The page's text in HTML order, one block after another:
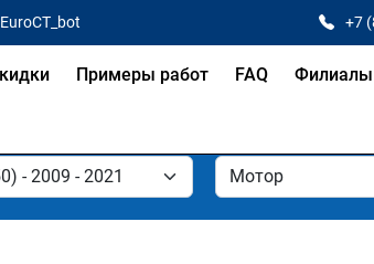
+7
Примеры работ FAQ Филиалы